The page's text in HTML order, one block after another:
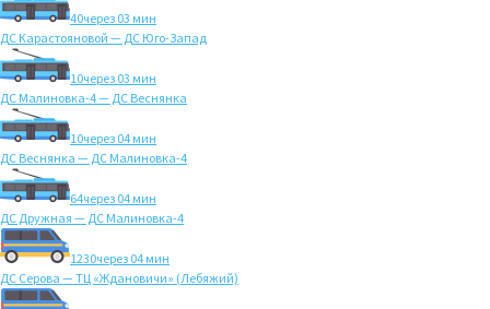
40через 03 мин
ДС Карастояновой — ДС Юго-Запад
10через 03 мин
ДС Малиновка-4 — ДС Веснянка
10через 04 мин
ДС Веснянка — ДС Малиновка-4
64через 04 мин
ДС Дружная — ДС Малиновка-4
1230через 04 мин
ДС Серова — ТЦ «Ждановичи» (Лебяжий)